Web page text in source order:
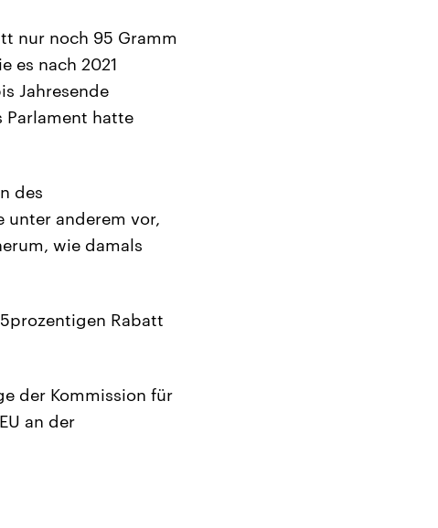
nur noch 95 Gramm
es nach 2021
Jahresende
Parlament hatte
des
unter anderem vor,
wie damals
Rabatt
der Kommission für
an der